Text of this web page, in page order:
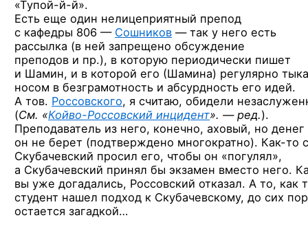
«Тупой-й-й».
Есть еще один нелицеприятный препод
с кафедры 806 — Сошников — так у него есть
рассылка (в ней запрещено обсуждение
преподов и пр.), в которую периодически пишет
и Шамин, и в которой его (Шамина) регулярно
носом в безграмотность и абсурдность его идей.
А тов. Россовского, я считаю, обидели
(См. «Койво-Россовский инцидент». — ред.).
Преподаватель из него, конечно, аховый, но денег
он не берет (подтверждено многократно). Как-то
Скубачевский просил его, чтобы он «погулял»,
а Скубачевский принял бы экзамен вместо него.
вы уже догадались, Россовский отказал. А то, как
студент нашел подход к Скубачевскому, до сих пор
остается загадкой…